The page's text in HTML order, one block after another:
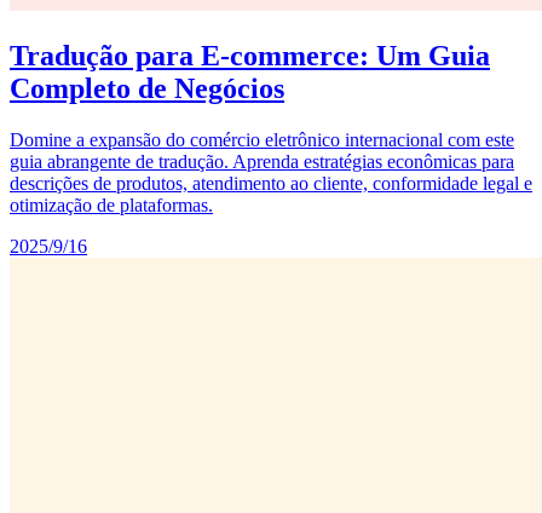
Tradução para E-commerce: Um Guia
Completo de Negócios
Domine a expansão do comércio eletrônico internacional com este
guia abrangente de tradução. Aprenda estratégias econômicas para
descrições de produtos, atendimento ao cliente, conformidade legal e
otimização de plataformas.
2025/9/16